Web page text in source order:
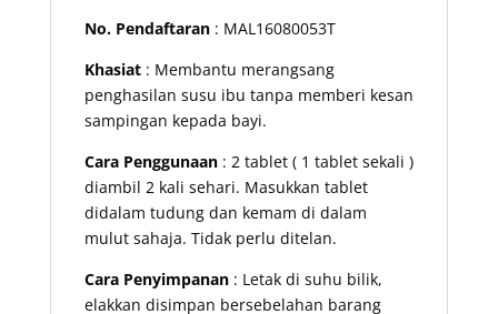
No. Pendaftaran: MAL16080053T
Khasiat: Membantu merangsang
penghasilan susu ibu tanpa memberi kesan
sampingan kepada bayi.
Cara Penggunaan: 2 tablet ( 1 tablet sekali )
diambil 2 kali sehari. Masukkan tablet
didalam tudung dan kemam di dalam
mulut sahaja. Tidak perlu ditelan.
Cara Penyimpanan: Letak di suhu bilik,
elakkan disimpan bersebelahan barang